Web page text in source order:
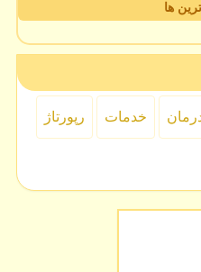
ها
خدمات رپورتاژ